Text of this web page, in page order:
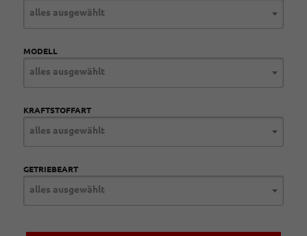
alles ausgewählt
MODELL
alles ausgewählt
KRAFTSTOFFART
alles ausgewählt
GETRIEBEART
alles ausgewählt